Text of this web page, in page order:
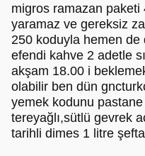
migros ramazan paketi
yaramaz ve gereksiz
250 koduyla hemen de
efendi kahve 2 adetle
akşam 18.00 i
olabilir ben dün
yemek kodunu
tereyağlı,sütlü gevrek
tarihli dimes 1 litre